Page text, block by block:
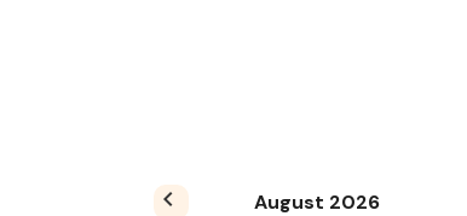
August 2026